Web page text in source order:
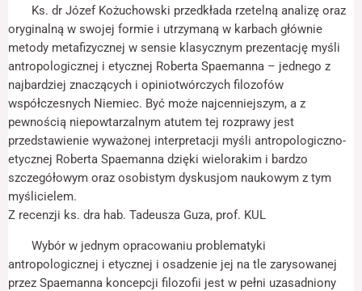
Ks. dr Józef Kożuchowski przedkłada rzetelną analizę oraz
oryginalną w swojej formie i utrzymaną w karbach głównie
metody metafizycznej w sensie klasycznym prezentację myśli
antropologicznej i etycznej Roberta Spaemanna – jednego z
najbardziej znaczących i opiniotwórczych filozofów
współczesnych Niemiec. Być może najcenniejszym, a z
pewnością niepowtarzalnym atutem tej rozprawy jest
przedstawienie wyważonej interpretacji myśli antropologiczno-
etycznej Roberta Spaemanna dzięki wielorakim i bardzo
szczegółowym oraz osobistym dyskusjom naukowym z tym
myślicielem.
Z recenzji ks. dra hab. Tadeusza Guza, prof. KUL
Wybór w jednym opracowaniu problematyki
antropologicznej i etycznej i osadzenie jej na tle zarysowanej
przez Spaemanna koncepcji filozofii jest w pełni uzasadniony
cookie, niektóre
funkcje znikną ze
strony
internetowej.
Marketing
Udostępniając
swoje
zainteresowania i
zachowania
podczas
strony, zwiększasz
szansę na
spersonalizowanych
treści i ofert.